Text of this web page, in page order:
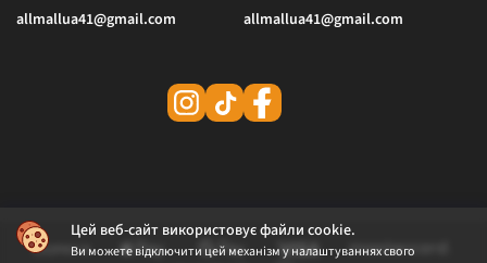
Цей веб-сайт використовує файли cookie.
Ви можете відключити цей механізм у налаштуваннях свого
allmallua41@gmail.com
allmallua41@gmail.com